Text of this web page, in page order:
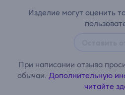
Изделие могут оценить
При написании отзыва
обычаи. Дополнительную
читайте